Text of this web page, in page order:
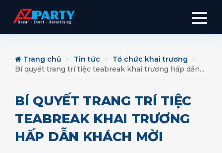
Trang chủ Tin tức
Tổ chức khai trương
Bí quyết trang trí tiệc teabreak khai trương hấp dẫn...
BÍ QUYẾT TRANG TRÍ TIỆC
TEABREAK KHAI TRƯƠNG
HẤP DẪN KHÁCH MỜI